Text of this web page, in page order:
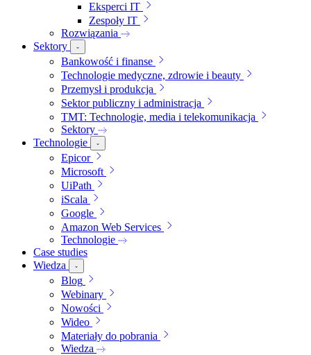
Eksperci IT
Zespoły IT
Rozwiązania
Sektory
Bankowość i finanse
Technologie medyczne, zdrowie i beauty
Przemysł i produkcja
Sektor publiczny i administracja
TMT: Technologie, media i telekomunikacja
Sektory
Technologie
Epicor
Microsoft
UiPath
iScala
Google
Amazon Web Services
Technologie
Case studies
Wiedza
Blog
Webinary
Nowości
Wideo
Materiały do pobrania
Wiedza